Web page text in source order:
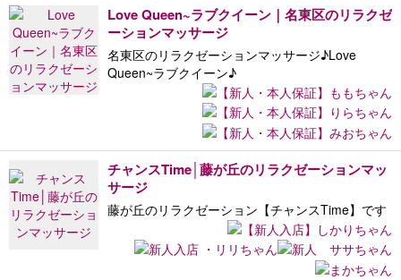
Love Queen~ラブクイーン｜名東区のリラクゼ
ーションマッサージ
名東区のリラクゼーションマッサージ♪Love
Queen~ラブクイーン♪
チャンスTime│藤が丘のリラクゼーションマッ
サージ
藤が丘のリラクゼーション【チャンスTime】です